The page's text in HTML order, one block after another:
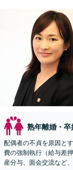
熟年離婚・卒
配偶者の不貞を原因と
費の強制執行（給与差
産分与、面会交流など